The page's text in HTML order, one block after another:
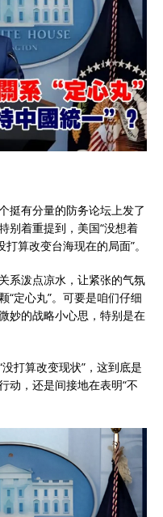
挺有分量的防务论坛上发了
别着重提到，美国“没想着
算改变台海现在的局面”。
系泼点凉水，让紧张的气氛
“定心丸”。可要是咱们仔细
妙的战略小心思，特别是在
打算改变现状”，这到底是
动，还是间接地在表明“不